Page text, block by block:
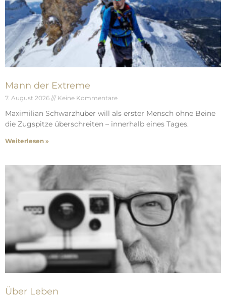
Mann der Extreme
7. August 2026 Keine Kommentare
Maximilian Schwarzhuber will als erster Mensch ohne Beine
die Zugspitze überschreiten – innerhalb eines Tages.
Weiterlesen »
Über Leben